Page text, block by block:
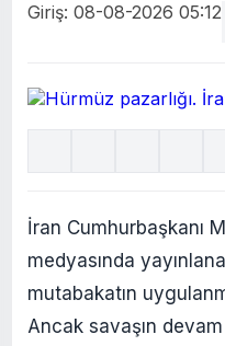
Giriş: 08-08-2026 05:12
İran Cumhurbaşkanı
medyasında
mutabakatın
Ancak savaşın